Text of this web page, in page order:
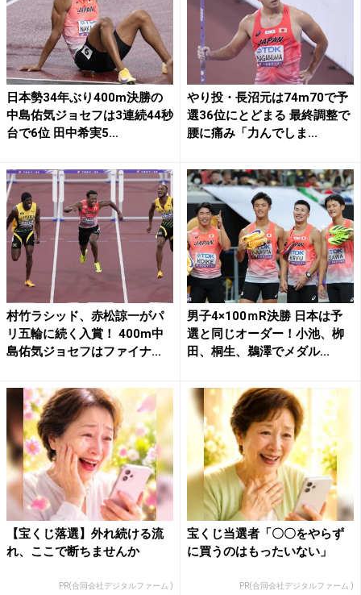
日本勢34年ぶり400m決勝の
中島佑気ジョセフは3連続44秒
台で6位 田中希実5...
やり投・長沼元は74m70で予
選36位にとどまる 最終調整で
腰に痛み「力んでしま...
村竹ラシッド、赤松諒一がパ
リ五輪に続く入賞！ 400m中
島佑気ジョセフはファイナ...
男子4×100ｍR決勝 日本は予
選と同じオーダー！小池、栁
田、桐生、鵜澤でメダル...
【宝くじ落選】外れ続ける流
れ、ここで断ちませんか
PR(合同会社デジタルファーム )
宝くじ当選者「〇〇をやらず
に買うのはもったいない」
PR(合同会社デジタルファーム )